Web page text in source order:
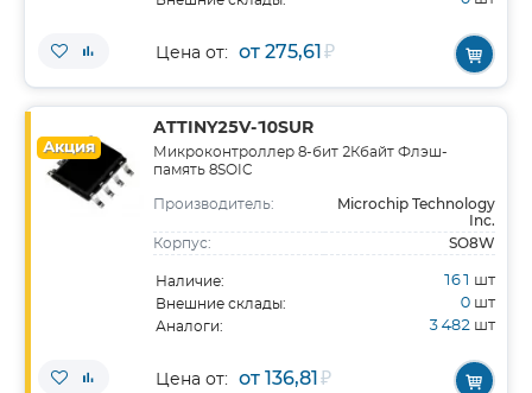
Цена от: от 275,61₽
Акция
ATTINY25V-10SUR
Микроконтроллер 8-бит 2Кбайт Флэш-
память 8SOIC
Производитель:
Microchip Technology
Inc.
Корпус: SO8W
Наличие: 161 шт
Внешние склады: 0 шт
Аналоги: 3 482 шт
Цена от: от 136,81₽